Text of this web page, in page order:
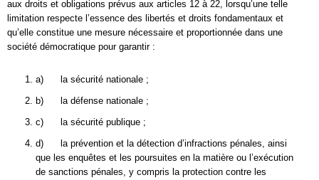
aux droits et obligations prévus aux articles 12 à 22, lorsqu’une telle
limitation respecte l’essence des libertés et droits fondamentaux et
qu’elle constitue une mesure nécessaire et proportionnée dans une
société démocratique pour garantir :
a) la sécurité nationale ;
b) la défense nationale ;
c) la sécurité publique ;
d) la prévention et la détection d’infractions pénales, ainsi
que les enquêtes et les poursuites en la matière ou l’exécution
de sanctions pénales, y compris la protection contre les